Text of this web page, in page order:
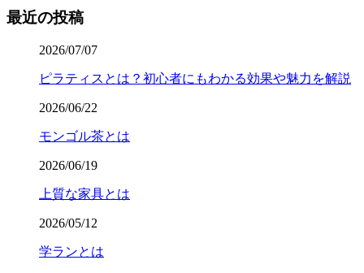
最近の投稿
2026/07/07
ピラティスとは？初心者にもわかる効果や魅力を解説
2026/06/22
モンゴル茶とは
2026/06/19
上質な家具とは
2026/05/12
学ランとは